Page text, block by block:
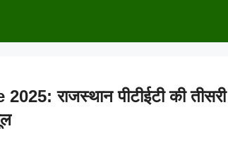
राजस्थान पीटीईटी की तीसरी